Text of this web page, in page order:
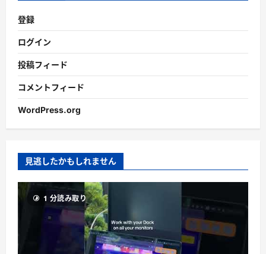
登録
ログイン
投稿フィード
コメントフィード
WordPress.org
見逃したかもしれません
1 分読み取り